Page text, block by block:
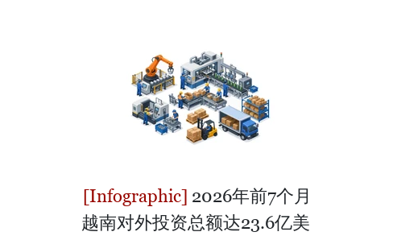
2026年前7个月
越南对外投资总额达23.6亿美